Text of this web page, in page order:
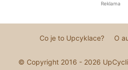
Reklama
Co je to Upcyklace? O
© Copyright 2016 - 2026